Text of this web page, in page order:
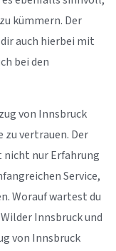
kümmern. Der
auch hierbei mit
bei den
von Innsbruck
zu vertrauen. Der
nicht nur Erfahrung
Service,
Worauf wartest du
Innsbruck und
von Innsbruck